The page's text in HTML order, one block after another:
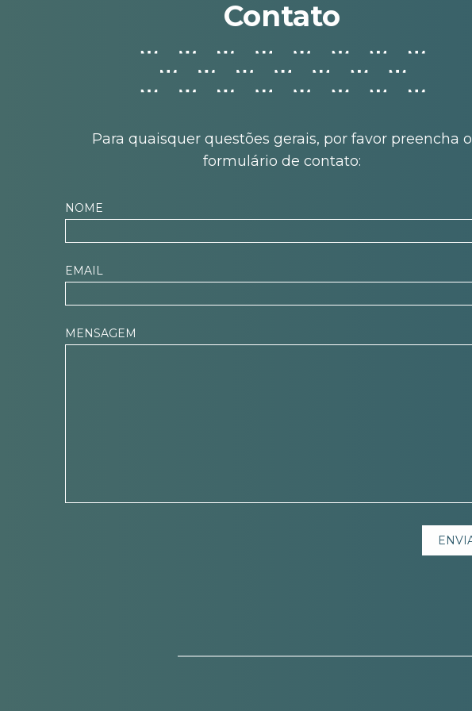
Contato
Para quaisquer questões gerais, por favor preencha o
formulário de contato:
NOME
EMAIL
MENSAGEM